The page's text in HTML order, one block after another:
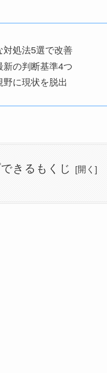
対処法5選で改善
の判断基準4つ
に現状を脱出
きるもくじ